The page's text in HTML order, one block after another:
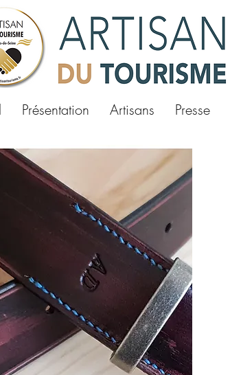
Présentation Artisans Presse